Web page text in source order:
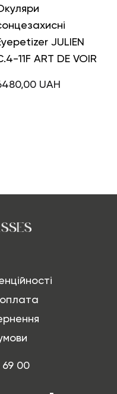
JULIEN
11F ART DE VOIR
UAH
69 00